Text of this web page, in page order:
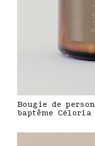
Bougie de
baptême Céloria